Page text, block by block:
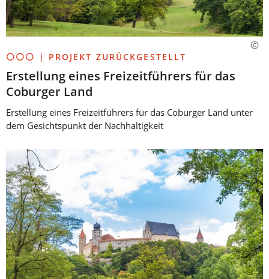
⚪⚪⚪ | PROJEKT ZURÜCKGESTELLT
Erstellung eines Freizeitführers für das
Coburger Land
Erstellung eines Freizeitführers für das Coburger Land unter
dem Gesichtspunkt der Nachhaltigkeit